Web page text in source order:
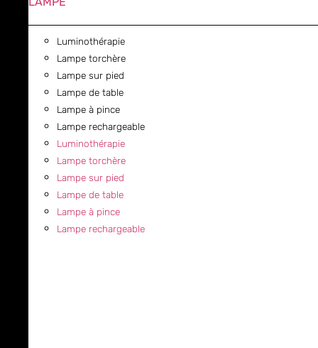
Luminothérapie
Lampe torchère
Lampe sur pied
Lampe de table
Lampe à pince
Lampe rechargeable
Luminothérapie
Lampe torchère
Lampe sur pied
Lampe de table
Lampe à pince
Lampe rechargeable